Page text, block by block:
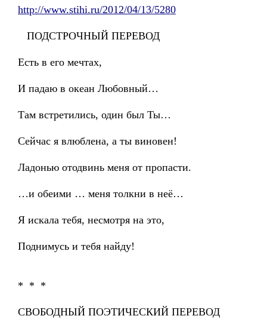
http://www.stihi.ru/2012/04/13/5280
ПОДСТРОЧНЫЙ ПЕРЕВОД
Есть в его мечтах,
И падаю в океан Любовный…
Там встретились, один был Ты…
Сейчас я влюблена, а ты виновен!
Ладонью отодвинь меня от пропасти.
…и обеими … меня толкни в неё…
Я искала тебя, несмотря на это,
Поднимусь и тебя найду!
* * *
СВОБОДНЫЙ ПОЭТИЧЕСКИЙ ПЕРЕВОД